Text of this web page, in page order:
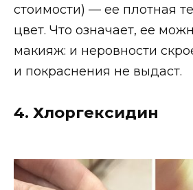
стоимости) — ее плотная
цвет. Что означает, ее
макияж: и неровности
и покраснения не выдаст.
4. Хлоргексидин